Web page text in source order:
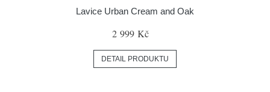
Lavice Urban Cream and Oak
2 999 Kč
DETAIL PRODUKTU